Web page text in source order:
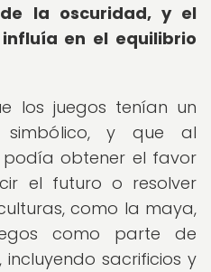
la oscuridad, y el
en el equilibrio
los juegos tenían un
simbólico, y que al
obtener el favor
el futuro o resolver
como la maya,
como parte de
incluyendo sacrificios y